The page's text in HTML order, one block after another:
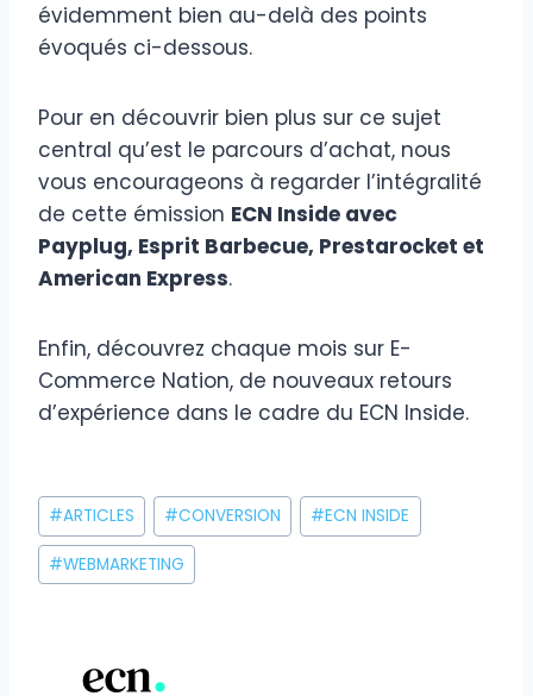
évidemment bien au-delà des points
évoqués ci-dessous.
Pour en découvrir bien plus sur ce sujet
central qu’est le parcours d’achat, nous
vous encourageons à regarder l’intégralité
de cette émission ECN Inside avec
Payplug, Esprit Barbecue, Prestarocket et
American Express.
Enfin, découvrez chaque mois sur E-
Commerce Nation, de nouveaux retours
d’expérience dans le cadre du ECN Inside.
Étiquettes
de
la
#ARTICLES #CONVERSION #ECN INSIDE
#WEBMARKETING